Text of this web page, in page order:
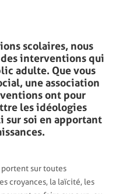
scolaires, nous
interventions qui
adulte. Que vous
une association
ont pour
les idéologies
soi en apportant
sur toutes
croyances, la laïcité, les